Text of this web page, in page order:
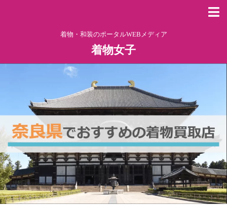
着物・和装のポータルWEBメディア
着物女子